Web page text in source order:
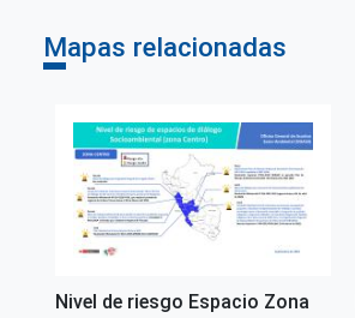
Perú
Áncash
Perú Lima
Perú Pasco
Mapas relacionadas
Nivel de riesgo Espacio Zona